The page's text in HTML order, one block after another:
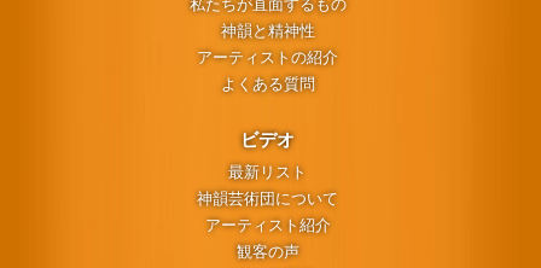
私たちが直面するもの
神韻と精神性
アーティストの紹介
よくある質問
ビデオ
最新リスト
神韻芸術団について
アーティスト紹介
観客の声